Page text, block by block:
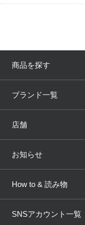
商品を探す
アイテム
トピックス
ブランド一覧
WACOAL
AMPHI
OUR WACOAL
店舗
店舗を探す
ブラ無料診断
お知らせ
新着情報
How to & 読み物
下着の基礎知識
SNSアカウント一覧